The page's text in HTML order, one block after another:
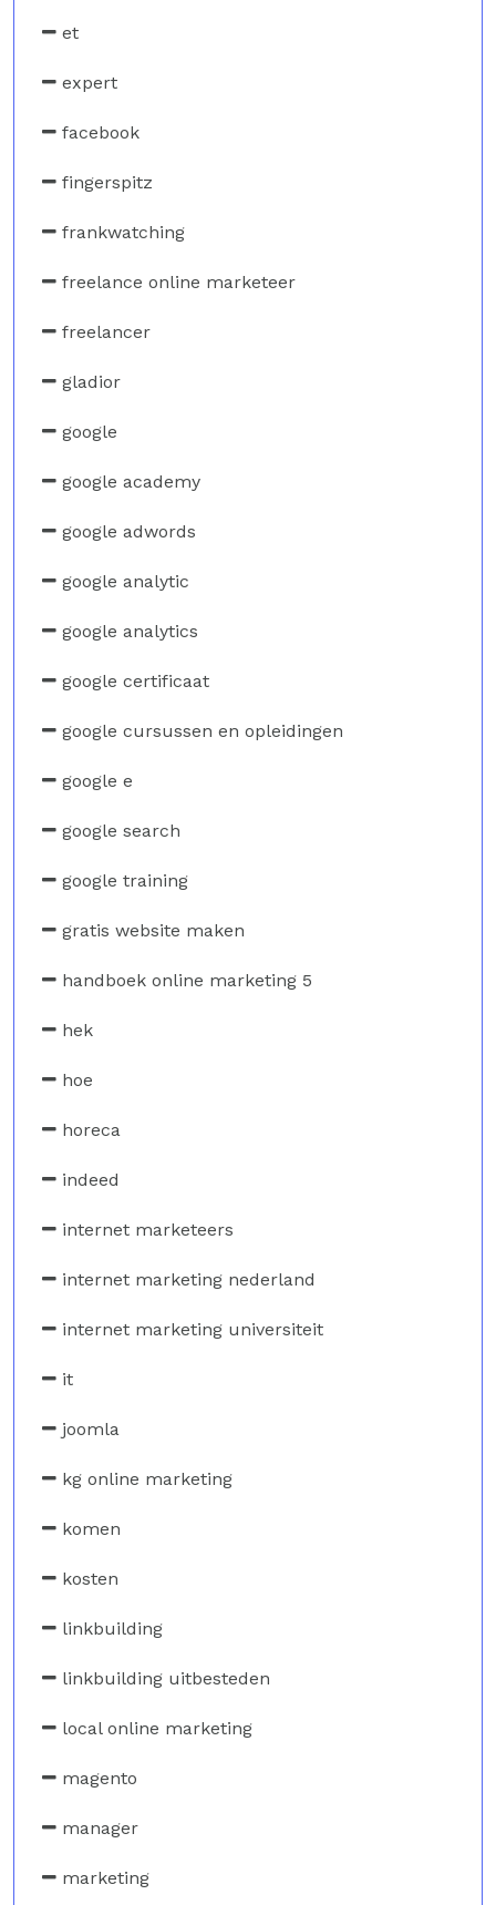
et
expert
facebook
fingerspitz
frankwatching
freelance online marketeer
freelancer
gladior
google
google academy
google adwords
google analytic
google analytics
google certificaat
google cursussen en opleidingen
google e
google search
google training
gratis website maken
handboek online marketing 5
hek
hoe
horeca
indeed
internet marketeers
internet marketing nederland
internet marketing universiteit
it
joomla
kg online marketing
komen
kosten
linkbuilding
linkbuilding uitbesteden
local online marketing
magento
manager
marketing